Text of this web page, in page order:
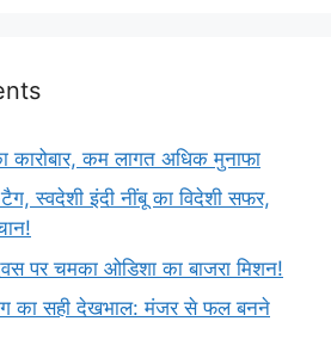
कारोबार, कम लागत अधिक मुनाफा
स्वदेशी इंदी नींबू का विदेशी सफर,
पर चमका ओडिशा का बाजरा मिशन!
का सही देखभाल: मंजर से फल बनने